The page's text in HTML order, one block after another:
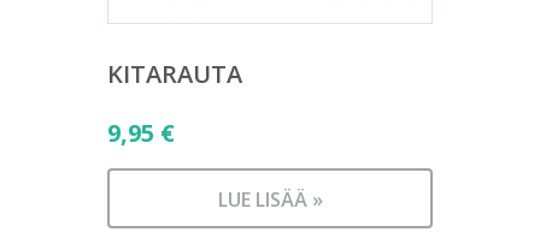
KITARAUTA
9,95 €
LUE LISÄÄ »